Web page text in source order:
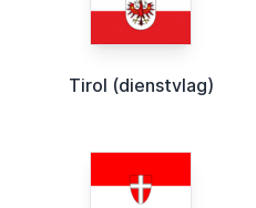
Tirol (dienstvlag)